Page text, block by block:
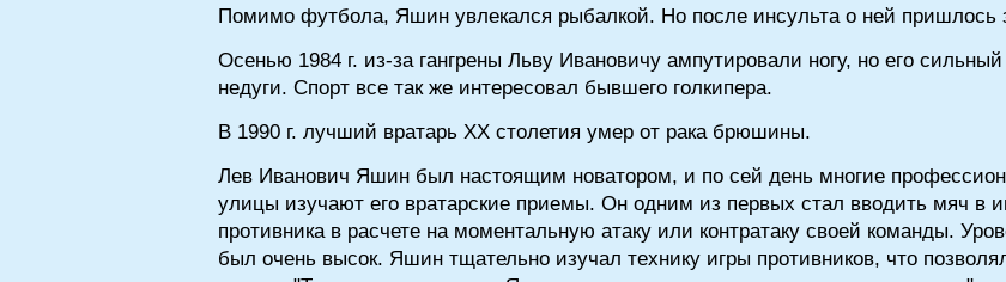
Помимо футбола, Яшин увлекался рыбалкой. Но после инсульта о ней пришлось
Осенью 1984 г. из-за гангрены Льву Ивановичу ампутировали ногу, но его
недуги. Спорт все так же интересовал бывшего голкипера.
В 1990 г. лучший вратарь XX столетия умер от рака брюшины.
Лев Иванович Яшин был настоящим новатором, и по сей день многие
улицы изучают его вратарские приемы. Он одним из первых стал вводить мяч в
противника в расчете на моментальную атаку или контратаку своей команды.
был очень высок. Яшин тщательно изучал технику игры противников, что